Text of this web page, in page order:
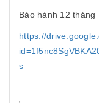
Bảo hành 12 tháng
https://
s